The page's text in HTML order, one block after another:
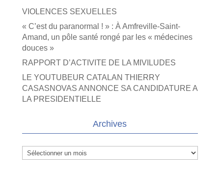
VIOLENCES SEXUELLES
« C’est du paranormal ! » : À Amfreville-Saint-
Amand, un pôle santé rongé par les « médecines
douces »
RAPPORT D’ACTIVITE DE LA MIVILUDES
LE YOUTUBEUR CATALAN THIERRY
CASASNOVAS ANNONCE SA CANDIDATURE A
LA PRESIDENTIELLE
Archives
Archives